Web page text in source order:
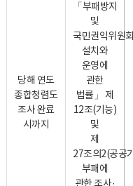
당해 연도
종합청렴도
조사 완료
시까지
「부패방지
및
국민권익위원
설치와
운영에
관한
법률」 제
12조(기능)
및
제
27조의2(공공
부패에